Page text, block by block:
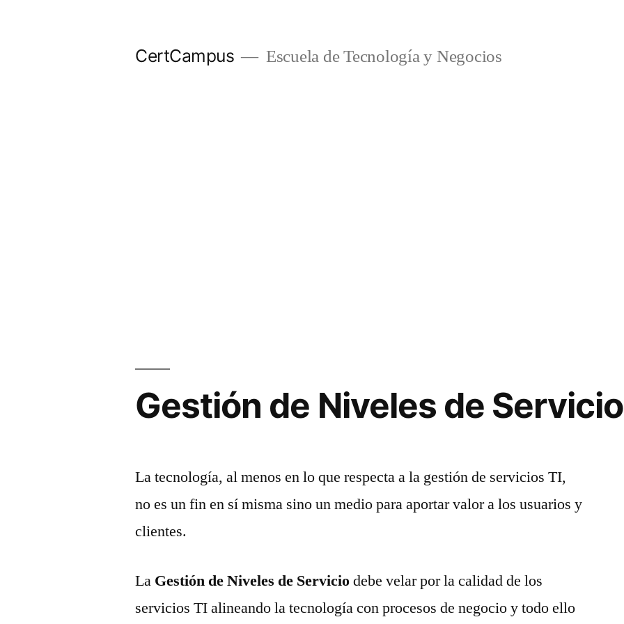
CertCampus Escuela de Tecnología y Negocios
Gestión de Niveles de
La tecnología, al menos en lo que respecta a la gestión de servicios TI,
no es un fin en sí misma sino un medio para aportar valor a los usuarios y
clientes.
La Gestión de Niveles de Serviciodebe velar por la calidad de los
servicios TI alineando la tecnología con procesos de negocio y todo ello